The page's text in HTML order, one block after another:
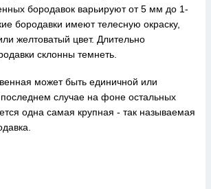
бородавок варьируют от 5 мм до 1-
бородавки имеют телесную окраску,
желтоватый цвет. Длительно
склонны темнеть.
может быть единичной или
случае на фоне остальных
одна самая крупная - так называемая